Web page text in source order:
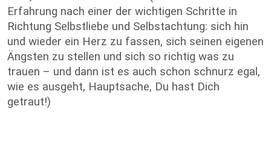
Erfahrung nach einer der wichtigen Schritte in
Richtung Selbstliebe und Selbstachtung: sich hin
und wieder ein Herz zu fassen, sich seinen eigenen
Ängsten zu stellen und sich so richtig was zu
trauen – und dann ist es auch schon schnurz egal,
wie es ausgeht, Hauptsache, Du hast Dich
getraut!)